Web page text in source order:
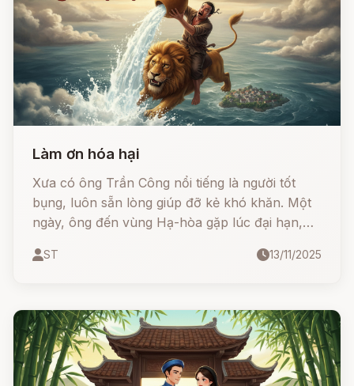
Làm ơn hóa hại
Xưa có ông Trần Công nổi tiếng là người tốt
bụng, luôn sẵn lòng giúp đỡ kẻ khó khăn. Một
ngày, ông đến vùng Hạ-hòa gặp lúc đại hạn,
Thương xót cho họ, ông quyết tâm đi tìm Thần
ST 13/11/2025